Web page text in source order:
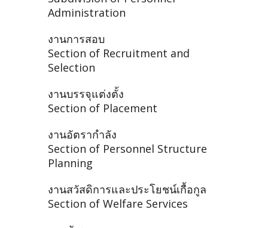
Administration
งานการสอบ
Section of Recruitment and
Selection
งานบรรจุแต่งตั้ง
Section of Placement
งานอัตรากำลัง
Section of Personnel Structure
Planning
งานสวัสดิการและประโยชน์เกื้อกูล
Section of Welfare Services